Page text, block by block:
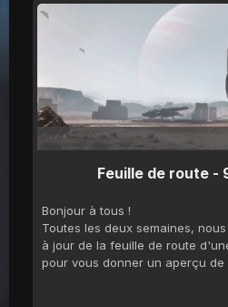
Feuille de route -
Bonjour à tous !
Toutes les deux semaines,
à jour de la feuille de route
pour vous donner un aperçu de